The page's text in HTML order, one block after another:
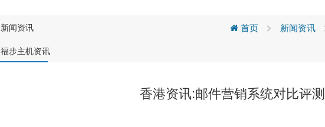
新闻资讯
福步主机资讯
首页 新闻资讯
香港资讯:邮件营销系统对比评测